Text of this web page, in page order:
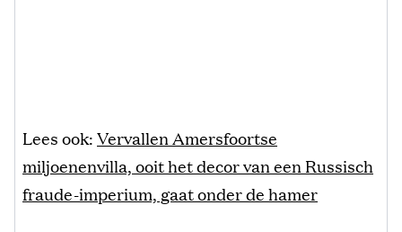
Lees ook:Vervallen Amersfoortse
miljoenenvilla, ooit het decor van een Russisch
fraude-imperium, gaat onder de hamer